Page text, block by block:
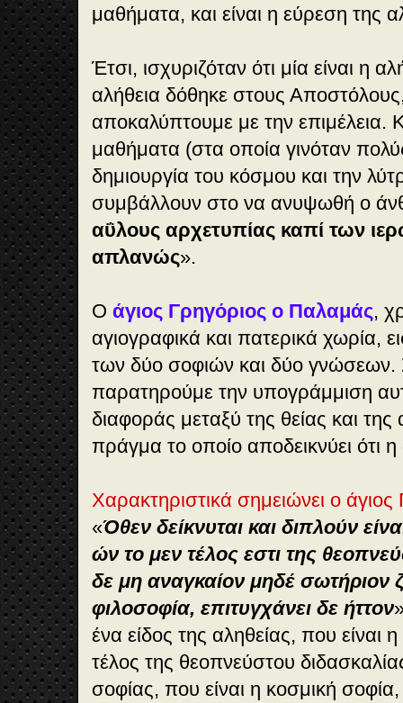
μαθήματα, και είναι η εύρεση της
Έτσι, ισχυριζόταν ότι μία είναι η
αλήθεια δόθηκε στους
αποκαλύπτουμε με την επιμέλεια.
μαθήματα (στα οποία γινόταν
δημιουργία του κόσμου και την
συμβάλλουν στο να ανυψωθή ο
αΰλους αρχετυπίας καπί των
απλανώς».
Ο άγιος Γρηγόριος ο Παλαμάς,
αγιογραφικά και πατερικά χωρία,
των δύο σοφιών και δύο γνώσεων.
παρατηρούμε την υπογράμμιση
διαφοράς μεταξύ της θείας και
πράγμα το οποίο αποδεικνύει ότι η
Χαρακτηριστικά σημειώνει ο
«Όθεν δείκνυται και διπλούν
ών το μεν τέλος εστι της
δε μη αναγκαίον μηδέ σωτήριον
φιλοσοφία, επιτυγχάνει δε ήττον
ένα είδος της αληθείας, που είναι η
τέλος της θεοπνεύστου
σοφίας, που είναι η κοσμική σοφία,